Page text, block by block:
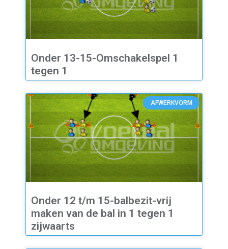
Onder 13-15-Omschakelspel 1
tegen 1
AFWERKVORM
Onder 12 t/m 15-balbezit-vrij
maken van de bal in 1 tegen 1
zijwaarts